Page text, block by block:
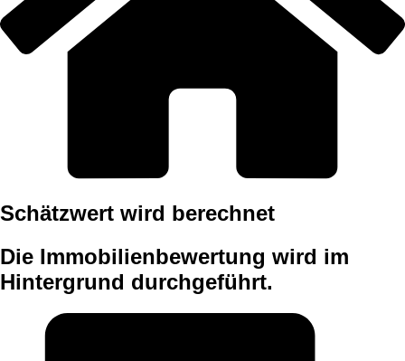
Schätzwert wird berechnet
Die Immobilienbewertung wird im
Hintergrund durchgeführt.